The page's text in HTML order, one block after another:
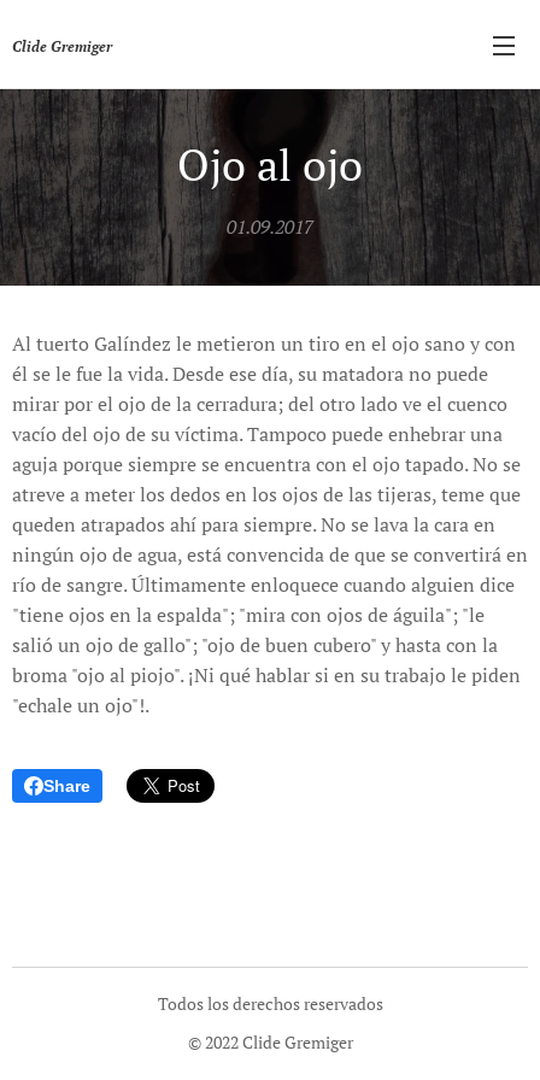
Clide Gremiger
Ojo al ojo
01.09.2017
Al tuerto Galíndez le metieron un tiro en el ojo sano y con
él se le fue la vida. Desde ese día, su matadora no puede
mirar por el ojo de la cerradura; del otro lado ve el cuenco
vacío del ojo de su víctima. Tampoco puede enhebrar una
aguja porque siempre se encuentra con el ojo tapado. No se
atreve a meter los dedos en los ojos de las tijeras, teme que
queden atrapados ahí para siempre. No se lava la cara en
ningún ojo de agua, está convencida de que se convertirá en
río de sangre. Últimamente enloquece cuando alguien dice
"tiene ojos en la espalda"; "mira con ojos de águila"; "le
salió un ojo de gallo"; "ojo de buen cubero" y hasta con la
broma "ojo al piojo". ¡Ni qué hablar si en su trabajo le piden
"echale un ojo"!.
Share
Todos los derechos reservados
© 2022 Clide Gremiger